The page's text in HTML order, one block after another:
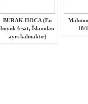
BURAK HOCA (En
büyük fesat, İslamdan
ayrı kalmaktır)
18/